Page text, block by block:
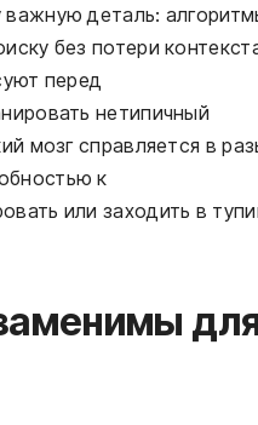
важную деталь:
без потери
перед
нетипичный
мозг справляется в
к
или заходить в